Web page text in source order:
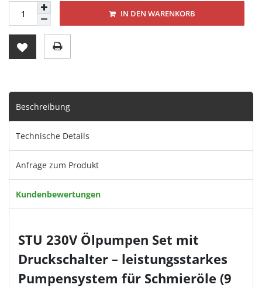
IN DEN WARENKORB
Beschreibung
Technische Details
Anfrage zum Produkt
Kundenbewertungen
STU 230V Ölpumpen Set mit
Druckschalter – leistungsstarkes
Pumpensystem für Schmieröle (9